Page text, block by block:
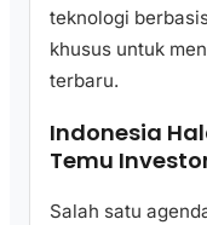
teknologi
khusus untuk
terbaru.
Indonesia
Temu
Salah satu